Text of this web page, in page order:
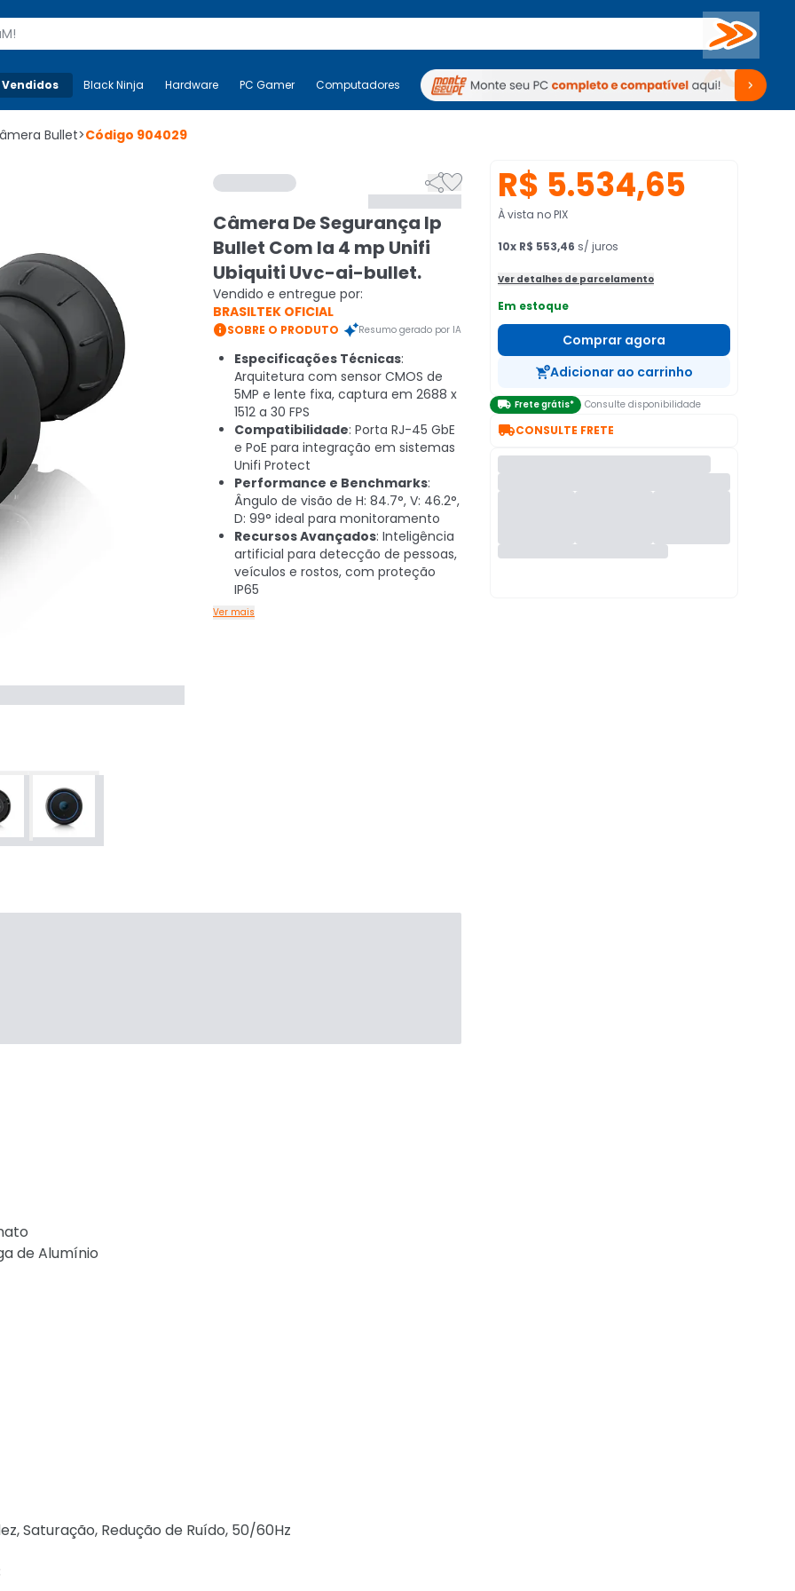
Buscar
Mais-v- Black Ninja Hardware PC Gamer Computadores Periféricos TV Venda no KaBuM!
Black Ninja Hardware PC Gamer Computadores Periféricos TV Venda no KaBuM!
Bullet>Código 904029

Câmera De Segurança Ip
Bullet Com Ia 4 mp Unifi
Ubiquiti Uvc-ai-bullet.
Vendido e entregue por:
BRASILTEK OFICIAL
SOBRE O PRODUTO Resumo gerado por IA
Especificações Técnicas:
Arquitetura com sensor CMOS de
5MP e lente fixa, captura em 2688 x
1512 a 30 FPS
Compatibilidade: Porta RJ-45 GbE
e PoE para integração em sistemas
Unifi Protect
Performance e Benchmarks:
Ângulo de visão de H: 84.7°, V: 46.2°,
D: 99° ideal para monitoramento
Recursos Avançados: Inteligência
artificial para detecção de pessoas,
veículos e rostos, com proteção
IP65
Ver mais
R$ 5.534,65
À vista no PIX
10x R$ 553,46 s/ juros
Ver detalhes de parcelamento
Em estoque
Comprar agora
Adicionar ao carrinho
 Frete grátis* Consulte disponibilidade
CONSULTE FRETE
de Alumínio
Saturação, Redução de Ruído, 50/60Hz